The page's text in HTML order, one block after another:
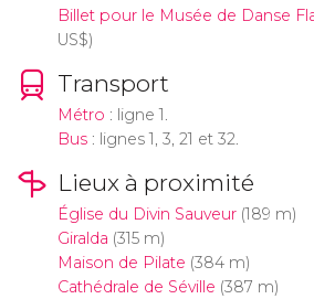
Billet pour le Musée de Danse
US$)
Transport
Métro : ligne 1.
Bus: lignes 1, 3, 21 et 32.
Lieux à proximité
Église du Divin Sauveur(189 m)
Giralda (315 m)
Maison de Pilate (384 m)
Cathédrale de Séville (387 m)